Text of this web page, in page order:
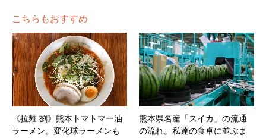
こちらもおすすめ
《拉麺 劉》熊本トマトマー油
ラーメン。変化球ラーメンも
熊本県名産「スイカ」の流通
の流れ。私達の食卓に並ぶま